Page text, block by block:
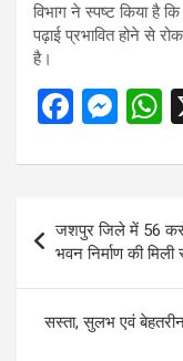
विभाग ने स्पष्ट किया है कि
पढ़ाई प्रभावित होने से
है।
F
ce
o
o
k
M
se
n
g
er p
p
navigation
जशपुर जिले में 56
भवन निर्माण की मिली
सस्ता, सुलभ एवं बेहतरीन